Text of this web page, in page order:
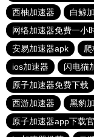
西柚加速器
白鲸
网络加速器免费一小
安易加速器apk
ios加速器
闪电猫
原子加速器免费下载
西游加速器
黑豹
原子加速器app下载